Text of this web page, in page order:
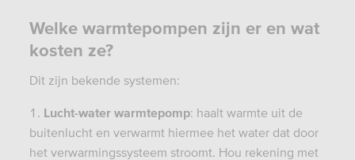
Welke warmtepompen zijn er en wat
kosten ze?
Dit zijn bekende systemen:
Lucht-water warmtepomp: haalt warmte uit de
buitenlucht en verwarmt hiermee het water dat door
het verwarmingssysteem stroomt. Hou rekening met